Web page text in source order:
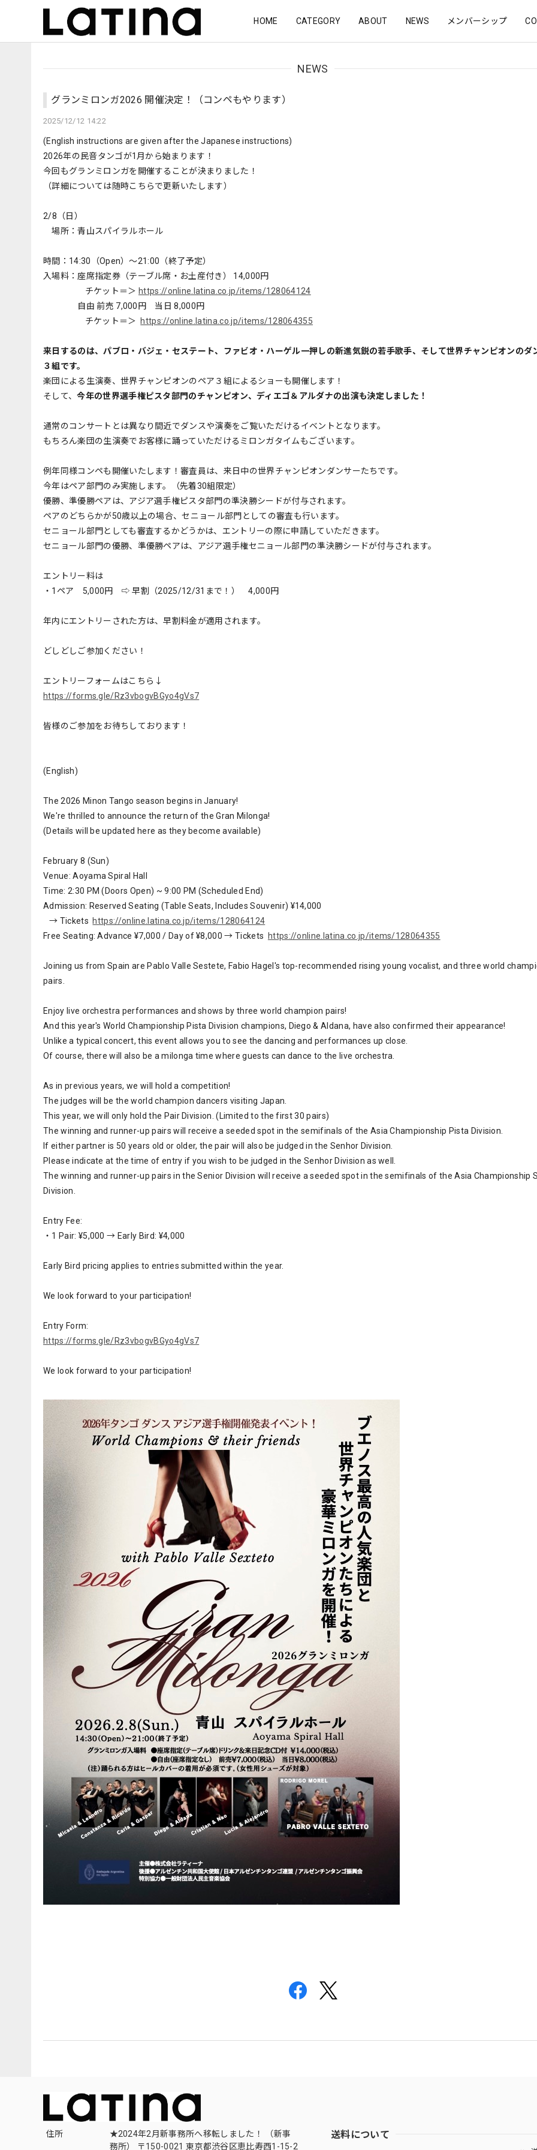
HOME CATEGORY ABOUT NEWS メンバーシップ
NEWS
グランミロンガ2026 開催決定！（コンペもやります）
2025/12/12 14:22
(English instructions are given after the Japanese instructions)
2026年の民音タンゴが1月から始まります！
今回もグランミロンガを開催することが決まりました！
（詳細については随時こちらで更新いたします）
2/8（日）
場所：青山スパイラルホール
時間：14:30（Open）〜21:00（終了予定）
入場料：座席指定券（テーブル席・お土産付き） 14,000円
チケット＝＞ https://online.latina.co.jp/items/128064124
自由 前売 7,000円 当日 8,000円
チケット＝＞
https://online.latina.co.jp/items/128064355
来日するのは、パブロ・バジェ・セステート、ファビオ・ハーゲル一押しの新進気鋭の若手歌手、そして世界チャンピオンのダ
３組です。
楽団による生演奏、世界チャンピオンのペア３組によるショーも開催します！
そして、今年の世界選手権ピスタ部門のチャンピオン、ディエゴ＆アルダナの出演も決定しました！
通常のコンサートとは異なり間近でダンスや演奏をご覧いただけるイベントとなります。
もちろん楽団の生演奏でお客様に踊っていただけるミロンガタイムもございます。
例年同様コンペも開催いたします！審査員は、来日中の世界チャンピオンダンサーたちです。
今年はペア部門のみ実施します。（先着30組限定）
優勝、準優勝ペアは、アジア選手権ピスタ部門の準決勝シードが付与されます。
ペアのどちらかが50歳以上の場合、セニョール部門としての審査も行います。
セニョール部門としても審査するかどうかは、エントリーの際に申請していただきます。
セニョール部門の優勝、準優勝ペアは、アジア選手権セニョール部門の準決勝シードが付与されます。
エントリー料は
・1ペア 5,000円 ⇨ 早割（2025/12/31まで！） 4,000円
年内にエントリーされた方は、早割料金が適用されます。
どしどしご参加ください！
エントリーフォームはこちら↓
https://forms.gle/Rz3vbogvBGyo4gVs7
皆様のご参加をお待ちしております！
(English)
The 2026 Minon Tango season begins in January!
We're thrilled to announce the return of the Gran Milonga!
(Details will be updated here as they become available)
February 8 (Sun)
Venue: Aoyama Spiral Hall
Time: 2:30 PM (Doors Open) ~ 9:00 PM (Scheduled End)
Admission: Reserved Seating (Table Seats, Includes Souvenir) ¥14,000
→ Tickets https://online.latina.co.jp/items/128064124
Free Seating: Advance ¥7,000 / Day of ¥8,000 → Tickets
https://online.latina.co.jp/items/128064355
Joining us from Spain are Pablo Valle Sestete, Fabio Hagel's top-recommended rising young vocalist, and three world
pairs.
Enjoy live orchestra performances and shows by three world champion pairs!
And this year's World Championship Pista Division champions, Diego & Aldana, have also confirmed their appearance!
Unlike a typical concert, this event allows you to see the dancing and performances up close.
Of course, there will also be a milonga time where guests can dance to the live orchestra.
As in previous years, we will hold a competition!
The judges will be the world champion dancers visiting Japan.
This year, we will only hold the Pair Division. (Limited to the first 30 pairs)
The winning and runner-up pairs will receive a seeded spot in the semifinals of the Asia Championship Pista Division.
If either partner is 50 years old or older, the pair will also be judged in the Senhor Division.
Please indicate at the time of entry if you wish to be judged in the Senhor Division as well.
The winning and runner-up pairs in the Senior Division will receive a seeded spot in the semifinals of the Asia Championship
Division.
Entry Fee:
・1 Pair: ¥5,000 → Early Bird: ¥4,000
Early Bird pricing applies to entries submitted within the year.
We look forward to your participation!
Entry Form:
https://forms.gle/Rz3vbogvBGyo4gVs7
We look forward to your participation!
住所
★2024年2月新事務所へ移転しました！ （新事
務所） 〒150-0021 東京都渋谷区恵比寿西1-15-2
送料について